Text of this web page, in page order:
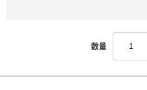
数量